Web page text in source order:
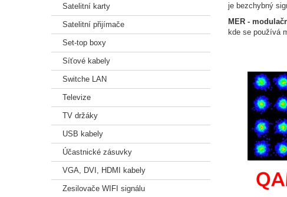
Satelitní karty
Satelitní přijímače
Set-top boxy
Síťové kabely
Switche LAN
Televize
TV držáky
USB kabely
Účastnické zásuvky
VGA, DVI, HDMI kabely
Zesilovače WIFI signálu
je bezchybný
MER -
kde se používá